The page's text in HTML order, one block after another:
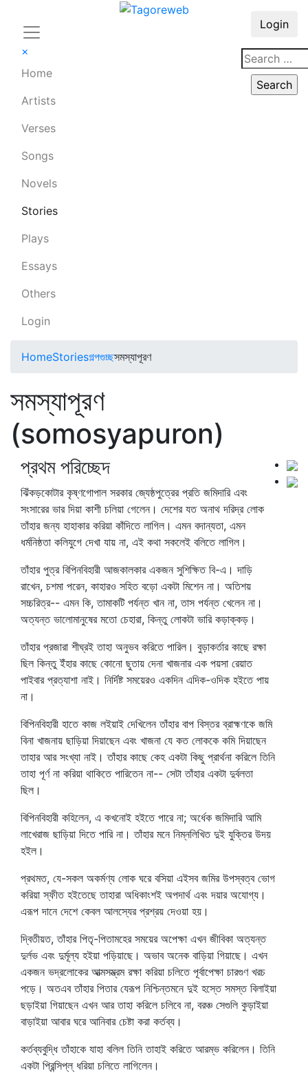
×
Home
Artists
Verses
Songs
Novels
Stories
Plays
Essays
Others
Login
Login
HomeStoriesগল্পগুচ্ছসমস্যাপূরণ
সমস্যাপূরণ
(somosyapuron)
প্রথম পরিচ্ছেদ
ঝিঁকড়কোটার কৃষ্ণগোপাল সরকার জ্যেষ্ঠপুত্রের প্রতি জমিদারি এবং
সংসারের ভার দিয়া কাশী চলিয়া গেলেন। দেশের যত অনাথ দরিদ্র লোক
তাঁহার জন্য হাহাকার করিয়া কাঁদিতে লাগিল। এমন বদান্যতা, এমন
ধর্মনিষ্ঠতা কলিযুগে দেখা যায় না, এই কথা সকলেই বলিতে লাগিল।
তাঁহার পুত্র বিপিনবিহারী আজকালকার একজন সুশিক্ষিত বি-এ। দাড়ি
রাখেন, চশমা পরেন, কাহারও সহিত বড়ো একটা মিশেন না। অতিশয়
সচ্চরিত্র-- এমন কি, তামাকটি পর্যন্ত খান না, তাস পর্যন্ত খেলেন না।
অত্যন্ত ভালোমানুষের মতো চেহারা, কিন্তু লোকটা ভারি কড়াক্কড়।
তাঁহার প্রজারা শীঘ্রই তাহা অনুভব করিতে পারিল। বুড়াকর্তার কাছে রক্ষা
ছিল কিন্তু ইঁহার কাছে কোনো ছুতায় দেনা খাজনার এক পয়সা রেয়াত
পাইবার প্রত্যাশা নাই। নির্দিষ্ট সময়েরও একদিন এদিক-ওদিক হইতে পায়
না।
বিপিনবিহারী হাতে কাজ লইয়াই দেখিলেন তাঁহার বাপ বিস্তর ব্রাহ্মণকে জমি
বিনা খাজনায় ছাড়িয়া দিয়াছেন এবং খাজনা যে কত লোককে কমি দিয়াছেন
তাহার আর সংখ্যা নাই। তাঁহার কাছে কেহ একটা কিছু প্রার্থনা করিলে তিনি
তাহা পূর্ণ না করিয়া থাকিতে পারিতেন না-- সেটা তাঁহার একটা দুর্বলতা
ছিল।
বিপিনবিহারী কহিলেন, এ কখনোই হইতে পারে না; অর্ধেক জমিদারি আমি
লাখেরাজ ছাড়িয়া দিতে পারি না। তাঁহার মনে নিম্নলিখিত দুই যুক্তির উদয়
হইল।
প্রথমত, যে-সকল অকর্মণ্য লোক ঘরে বসিয়া এইসব জমির উপস্বত্ব ভোগ
করিয়া স্ফীত হইতেছে তাহারা অধিকাংশই অপদার্থ এবং দয়ার অযোগ্য।
এরূপ দানে দেশে কেবল আলস্যের প্রশ্রয় দেওয়া হয়।
দ্বিতীয়ত, তাঁহার পিতৃ-পিতামহের সময়ের অপেক্ষা এখন জীবিকা অত্যন্ত
দুর্লভ এবং দুর্মূল্য হইয়া পড়িয়াছে। অভাব অনেক বাড়িয়া গিয়াছে। এখন
একজন ভদ্রলোকের আত্মসম্ভ্রম রক্ষা করিয়া চলিতে পূর্বাপেক্ষা চারগুণ খরচ
পড়ে। অতএব তাঁহার পিতার যেরূপ নিশ্চিন্তমনে দুই হস্তে সমস্ত বিলাইয়া
ছড়াইয়া গিয়াছেন এখন আর তাহা করিলে চলিবে না, বরঞ্চ সেগুলি কুড়াইয়া
বাড়াইয়া আবার ঘরে আনিবার চেষ্টা করা কর্তব্য।
কর্তব্যবুদ্ধি তাঁহাকে যাহা বলিল তিনি তাহাই করিতে আরম্ভ করিলেন। তিনি
একটা প্রিন্সিপ্‌ল্‌ ধরিয়া চলিতে লাগিলেন।